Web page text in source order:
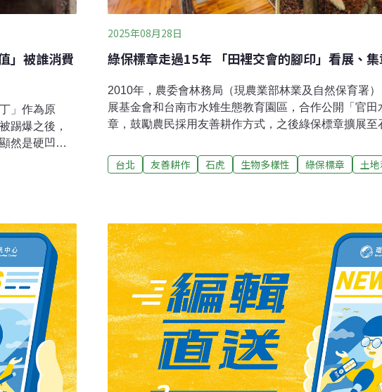
」被誰消費
」作為原
踢爆之後，
然是硬凹，
「生物多樣
價值的光環
型之一。另
，大家都是
虎的概念吸
這種價值通
可能無法
2025年08月28日
綠保標章走過15年 「田裡交會的腳印」看展、
2010年，農委會林務局（現農業部林業及自然保育署
展基金會和台南市水雉生態教育園區，合作公開「官
章，鼓勵農民採用友善耕作方式，之後綠保標章擴展至
綠保標章發展15週年，慈心基金會特別策畫《田裡交會
念，呈現綠保農友顧念與農地共生的野生動物，並邀請
15年發展2009年冬天，多隻水雉死亡，調查顯示原因
穀」取代插秧，並在種子中拌入農藥防止麻雀啄食，導
冠水雞、小白鷺等水鳥誤食中毒。兩年間，136隻水雉
成為牠們最嚴峻的挑戰。為此，除了台南市政府鼓勵農
耕作方式，
台北 友善耕作 石虎 生物多樣性 綠保標章 土